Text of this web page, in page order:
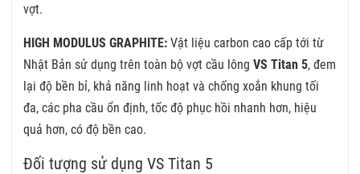
vợt.
HIGH MODULUS GRAPHITE: Vật liệu carbon cao cấp tới từ
Nhật Bản sử dụng trên toàn bộ vợt cầu lông VS Titan 5, đem
lại độ bền bỉ, khả năng linh hoạt và chống xoắn khung tối
đa, các pha cầu ổn định, tốc độ phục hồi nhanh hơn, hiệu
quả hơn, có độ bền cao.
Đối tượng sử dụng VS Titan 5